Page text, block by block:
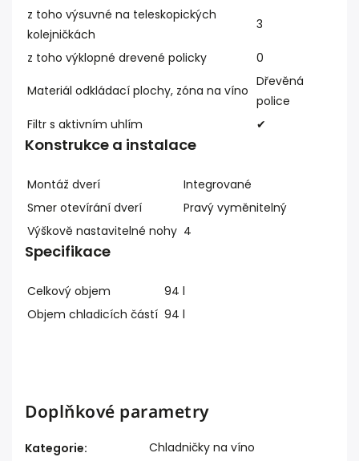
z toho výsuvné na teleskopických
kolejničkách
3
z toho výklopné drevené policky 0
Materiál odkládací plochy, zóna na víno
Dřevěná
police
Filtr s aktivním uhlím
✔
Konstrukce a instalace
Montáž dverí
Integrované
Smer otevírání dverí
Pravý vyměnitelný
Výškově nastavitelné nohy 4
Specifikace
Celkový objem
94 l
Objem chladicích částí 94 l
Doplňkové parametry
Kategorie:
Chladničky na víno